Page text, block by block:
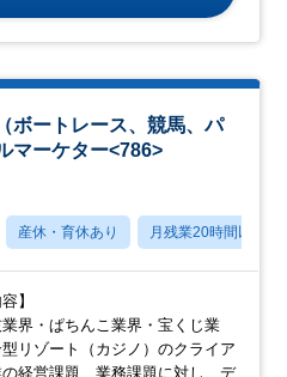
ボートレース、競馬、パ
マーケター<786>
産休・育休あり 月残業20時間以内
】
界・ぱちんこ業界・宝くじ業
リゾート（カジノ）のクライア
経営課題、業務課題に対し、デ